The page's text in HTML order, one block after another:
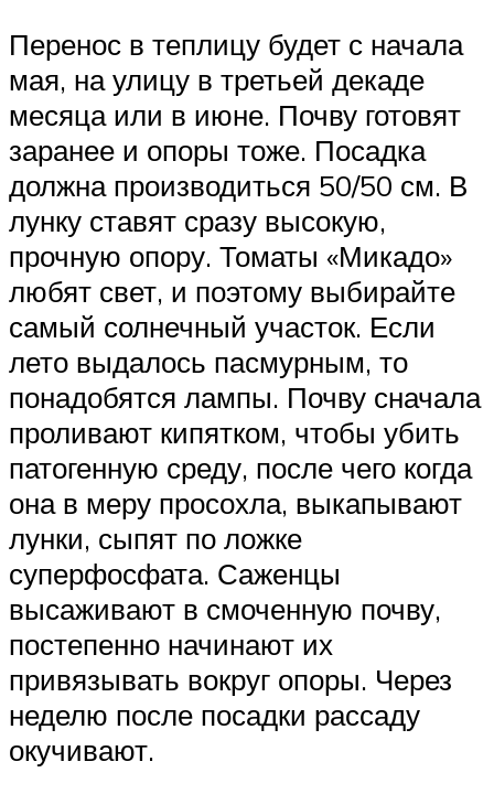
Перенос в теплицу будет с начала
мая, на улицу в третьей декаде
месяца или в июне. Почву готовят
заранее и опоры тоже. Посадка
должна производиться 50/50 см. В
лунку ставят сразу высокую,
прочную опору. Томаты «Микадо»
любят свет, и поэтому выбирайте
самый солнечный участок. Если
лето выдалось пасмурным, то
понадобятся лампы. Почву сначала
проливают кипятком, чтобы убить
патогенную среду, после чего когда
она в меру просохла, выкапывают
лунки, сыпят по ложке
суперфосфата. Саженцы
высаживают в смоченную почву,
постепенно начинают их
привязывать вокруг опоры. Через
неделю после посадки рассаду
окучивают.